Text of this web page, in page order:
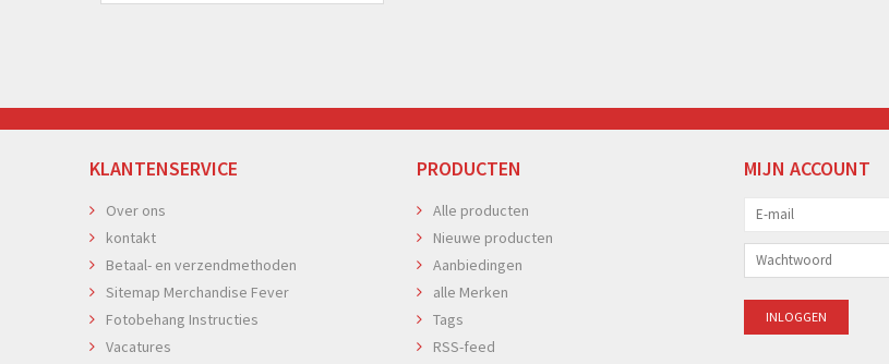
KLANTENSERVICE
Over ons
kontakt
Betaal- en verzendmethoden
Sitemap Merchandise Fever
Fotobehang Instructies
Vacatures
PRODUCTEN
Alle producten
Nieuwe producten
Aanbiedingen
alle Merken
Tags
RSS-feed
MIJN ACCOUNT